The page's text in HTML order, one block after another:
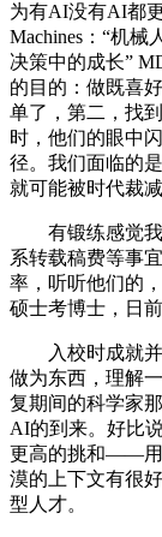
为有AI没有AI都
Machines：“机
决策中的成长”
的目的：做既喜
单了，第二，找
时，他们的眼中
径。我们面临的
就可能被时代裁
有锻练感觉我
系转载稿费等事
率，听听他们的
硕士考博士，日前
入校时成就并
做为东西，理解
复期间的科学家
AI的到来。好比
更高的挑和——用
漠的上下文有很
型人才。